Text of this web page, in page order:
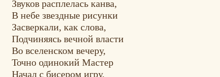
Звуков расплелась канва,
В небе звездные рисунки
Засверкали, как слова,
Подчиняясь вечной власти
Во вселенском вечеру,
Точно одинокий Мастер
Начал с бисером игру,